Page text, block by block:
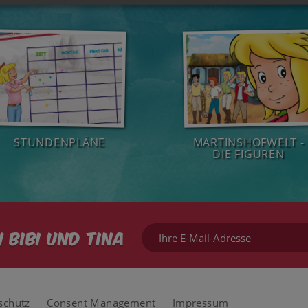
STUNDENPLÄNE MARTINSHOFWELT -
DIE FIGUREN
Bibi und Tina
Ihre
E-
Mail-
Adresse
Consent Management Impressum